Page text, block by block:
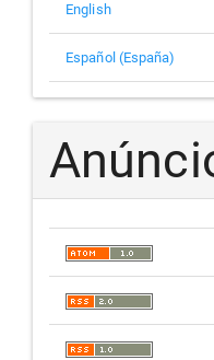
English
Español (España)